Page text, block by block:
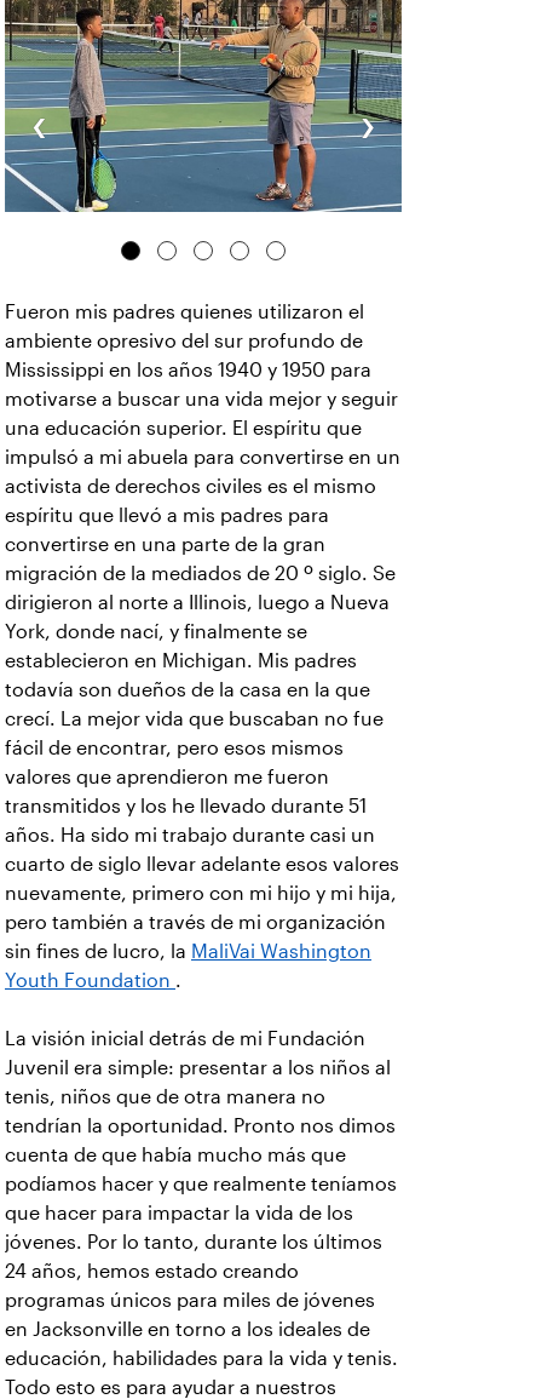
‹ ›
Fueron mis padres quienes utilizaron el
ambiente opresivo del sur profundo de
Mississippi en los años 1940 y 1950 para
motivarse a buscar una vida mejor y seguir
una educación superior. El espíritu que
impulsó a mi abuela para convertirse en un
activista de derechos civiles es el mismo
espíritu que llevó a mis padres para
convertirse en una parte de la gran
migración de la mediados de 20 º siglo. Se
dirigieron al norte a Illinois, luego a Nueva
York, donde nací, y finalmente se
establecieron en Michigan. Mis padres
todavía son dueños de la casa en la que
crecí. La mejor vida que buscaban no fue
fácil de encontrar, pero esos mismos
valores que aprendieron me fueron
transmitidos y los he llevado durante 51
años. Ha sido mi trabajo durante casi un
cuarto de siglo llevar adelante esos valores
nuevamente, primero con mi hijo y mi hija,
pero también a través de mi organización
sin fines de lucro, la MaliVai Washington
Youth Foundation .
La visión inicial detrás de mi Fundación
Juvenil era simple: presentar a los niños al
tenis, niños que de otra manera no
tendrían la oportunidad. Pronto nos dimos
cuenta de que había mucho más que
podíamos hacer y que realmente teníamos
que hacer para impactar la vida de los
jóvenes. Por lo tanto, durante los últimos
24 años, hemos estado creando
programas únicos para miles de jóvenes
en Jacksonville en torno a los ideales de
educación, habilidades para la vida y tenis.
Todo esto es para ayudar a nuestros